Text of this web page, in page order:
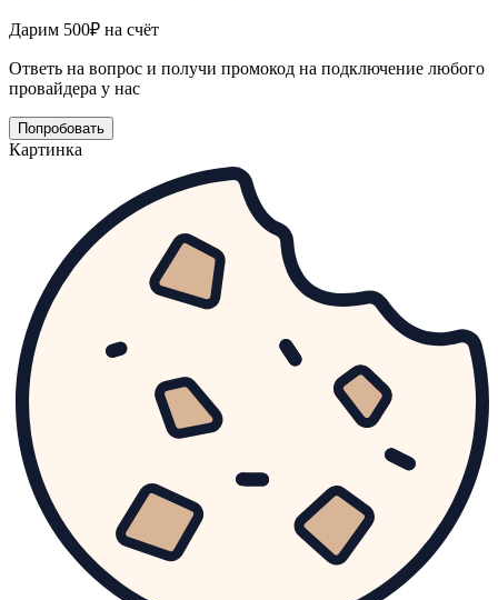
Дарим 500₽ на счёт
Ответь на вопрос и получи промокод на подключение любого
провайдера у нас
Попробовать
Картинка